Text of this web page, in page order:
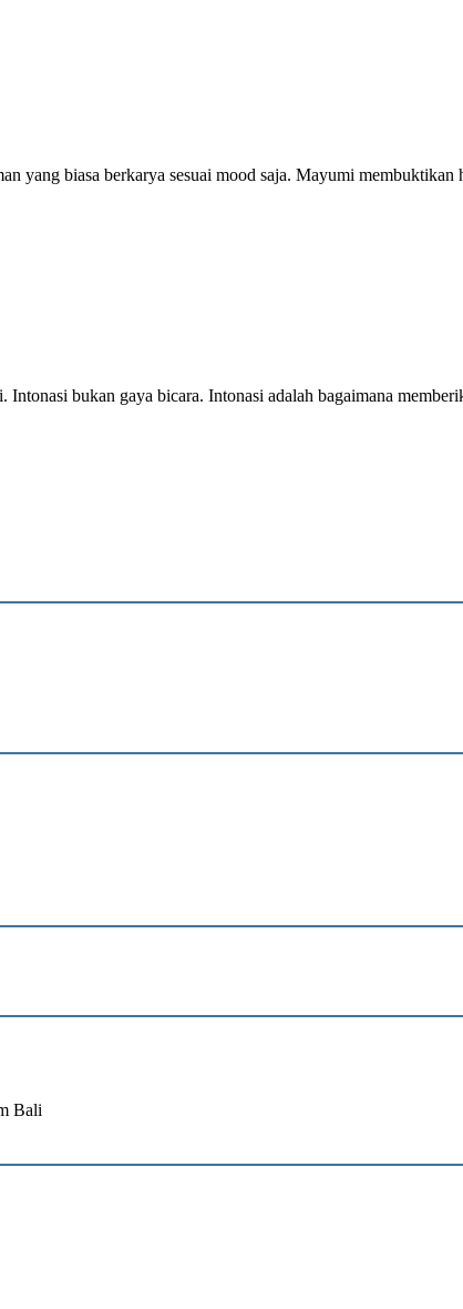
yang biasa berkarya sesuai mood saja. Mayumi
bukan gaya bicara. Intonasi adalah bagaimana
Bali